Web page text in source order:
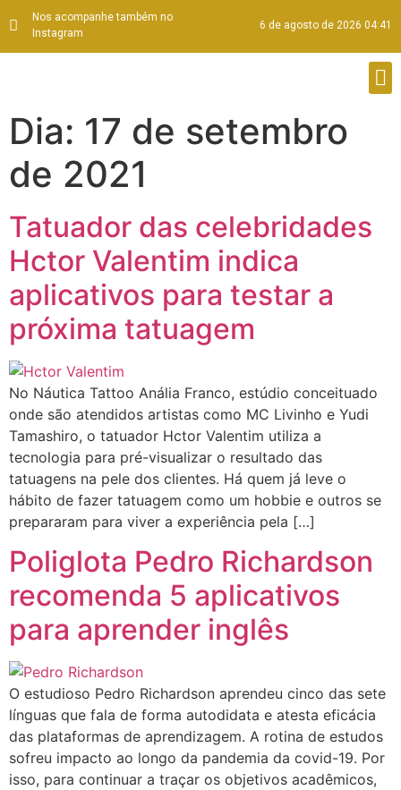
Nos acompanhe também no
Instagram
6 de agosto de 2026 04:41
Dia: 17 de setembro
de 2021
Tatuador das celebridades
Hctor Valentim indica
aplicativos para testar a
próxima tatuagem
No Náutica Tattoo Anália Franco, estúdio conceituado
onde são atendidos artistas como MC Livinho e Yudi
Tamashiro, o tatuador Hctor Valentim utiliza a
tecnologia para pré-visualizar o resultado das
tatuagens na pele dos clientes. Há quem já leve o
hábito de fazer tatuagem como um hobbie e outros se
prepararam para viver a experiência pela […]
Poliglota Pedro Richardson
recomenda 5 aplicativos
para aprender inglês
O estudioso Pedro Richardson aprendeu cinco das sete
línguas que fala de forma autodidata e atesta eficácia
das plataformas de aprendizagem. A rotina de estudos
sofreu impacto ao longo da pandemia da covid-19. Por
isso, para continuar a traçar os objetivos acadêmicos,